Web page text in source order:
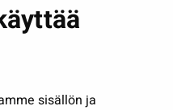
sisällön ja